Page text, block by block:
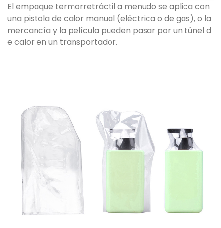
El empaque termorretráctil a menudo se aplica con
una pistola de calor manual (eléctrica o de gas), o la
mercancía y la película pueden pasar por un túnel d
e calor en un transportador.